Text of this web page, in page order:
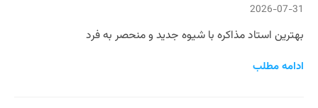
2026-07-31
بهترین استاد مذاکره با شیوه جدید و منحصر به فرد
ادامه مطلب